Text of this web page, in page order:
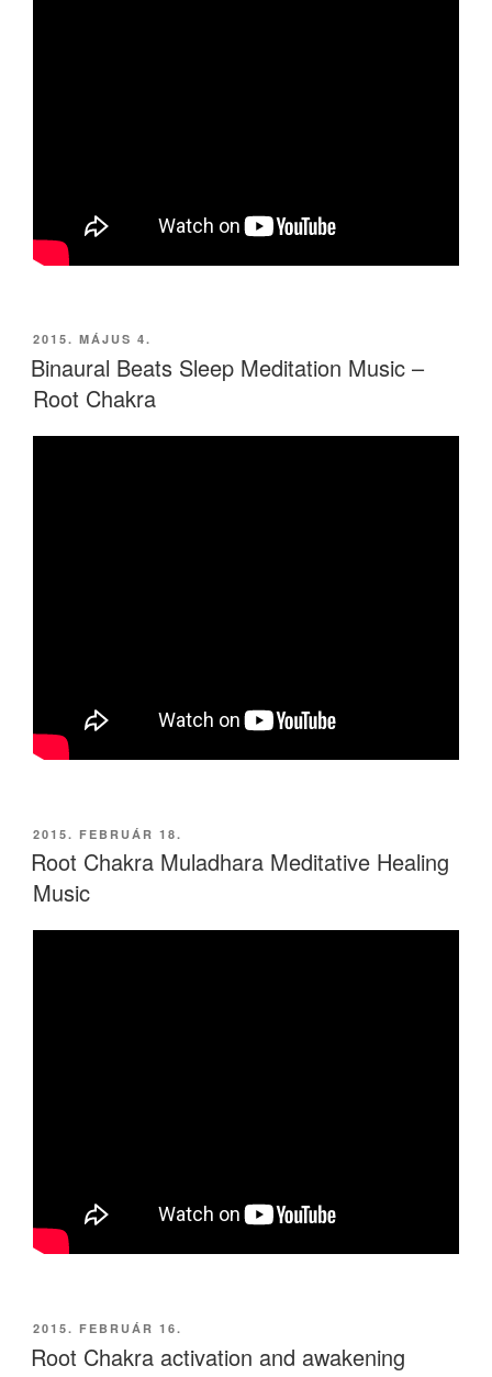
BEKÜLDVE:
2015. MÁJUS 4.
Binaural Beats Sleep Meditation Music –
Root Chakra
BEKÜLDVE:
2015. FEBRUÁR 18.
Root Chakra Muladhara Meditative Healing
Music
BEKÜLDVE:
2015. FEBRUÁR 16.
Root Chakra activation and awakening